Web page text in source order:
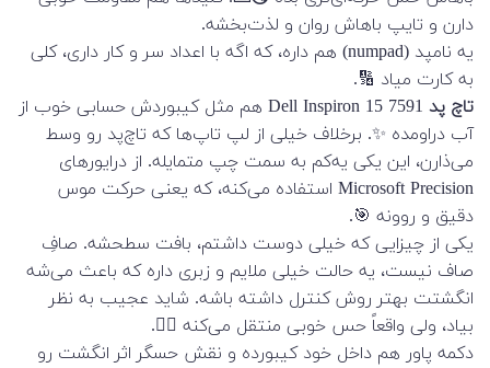
دارن و تایپ باهاش روان و لذت‌بخشه.
یه نامپد (numpad) هم داره، که اگه با اعداد سر و کار داری، کلی
به کارت میاد 🔢.
تاچ پد
Dell Inspiron 15 7591 هم مثل کیبوردش حسابی خوب از
آب دراومده ✨. برخلاف خیلی از لپ تاپ‌ها که تاچ‌پد رو وسط
می‌ذارن، این یکی یه‌کم به سمت چپ متمایله. از درایورهای
Microsoft Precision استفاده می‌کنه، که یعنی حرکت موس
دقیق و روونه 🎯.
یکی از چیزایی که خیلی دوست داشتم، بافت سطحشه. صافِ
صاف نیست، یه حالت خیلی ملایم و زبری داره که باعث می‌شه
انگشتت بهتر روش کنترل داشته باشه. شاید عجیب به نظر
بیاد، ولی واقعاً حس خوبی منتقل می‌کنه 👆🏼.
دکمه پاور هم داخل خود کیبورده و نقش حسگر اثر انگشت رو